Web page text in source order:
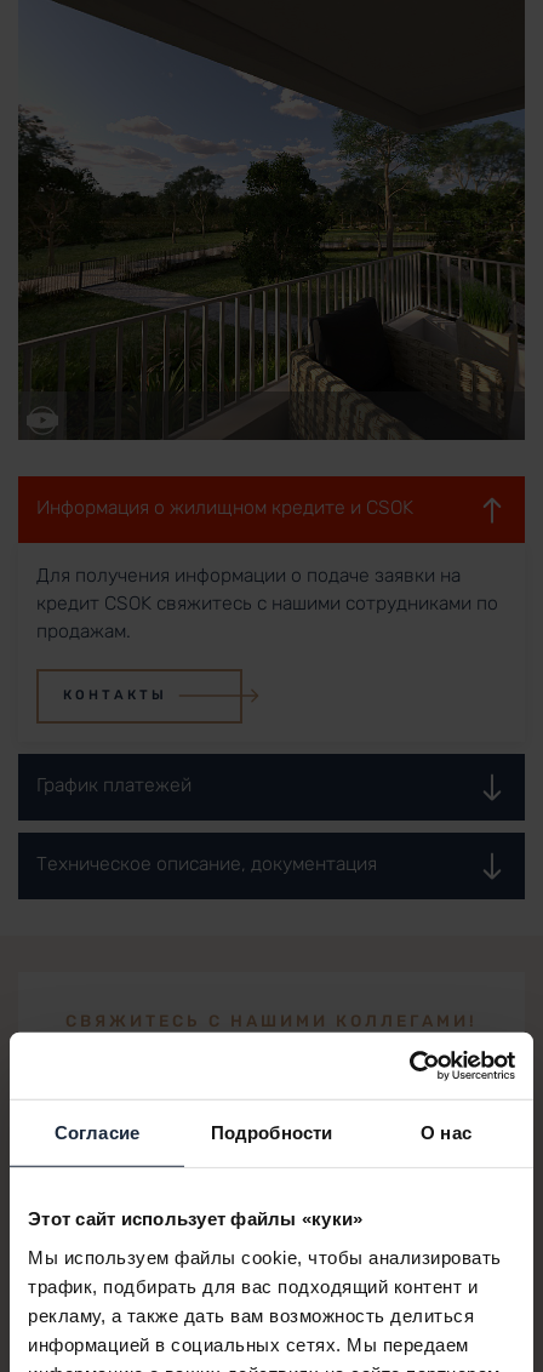
Согласие Подробности О нас
Этот сайт использует файлы «куки»
Мы используем файлы cookie, чтобы анализировать
трафик, подбирать для вас подходящий контент и
рекламу, а также дать вам возможность делиться
информацией в социальных сетях. Мы передаем
Информация о жилищном кредите и CSOK
Для получения информации о подаче заявки на
кредит CSOK свяжитесь с нашими сотрудниками по
продажам.
КОНТАКТЫ
График платежей
Техническое описание, документация
СВЯЖИТЕСЬ С НАШИМИ КОЛЛЕГАМИ!
+36 70 426 4868
ВВЕДИТЕ СВОИ КОНТАКТНЫЕ ДАННЫЕ,
МЫ ВАМ ПЕРЕЗВОНИМ